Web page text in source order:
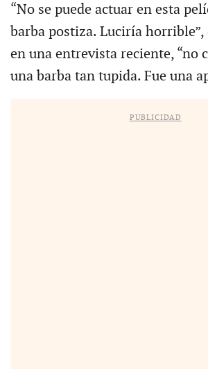
“No se puede actuar en esta
barba postiza. Luciría
en una entrevista reciente, “no
una barba tan tupida. Fue una
PUBLICIDAD